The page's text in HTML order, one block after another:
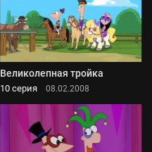
Великолепная тройка
10 серия 08.02.2008